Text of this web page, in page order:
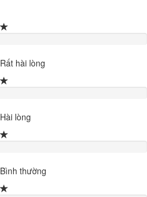
Rất hài lòng
Hài lòng
Bình thường